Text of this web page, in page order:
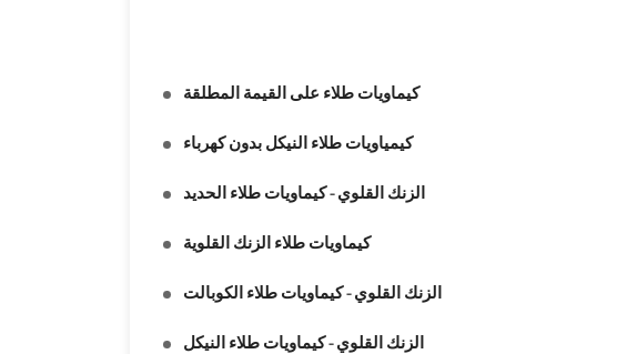
كيماويات طلاء على القيمة المطلقة
كيمياويات طلاء النيكل بدون كهرباء
الزنك القلوي - كيماويات طلاء الحديد
كيماويات طلاء الزنك القلوية
الزنك القلوي - كيماويات طلاء الكوبالت
الزنك القلوي - كيماويات طلاء النيكل